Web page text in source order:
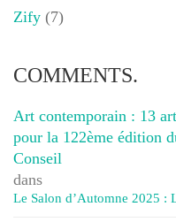
Zify (7)
COMMENTS.
Art contemporain : 13
pour la 122ème édition
Conseil
dans
Le Salon d’Automne 2025 :